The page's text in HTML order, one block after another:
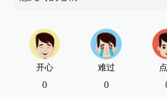
开心
0
难过
0